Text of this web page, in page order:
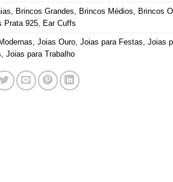
Brincos Grandes Brincos Médios Brincos
Prata 925
Ear Cuffs
Joias Ouro, Joias para Festas Joias
Joias para Trabalho